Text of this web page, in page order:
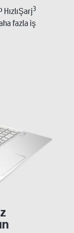
HızlıŞarj3
fazla iş